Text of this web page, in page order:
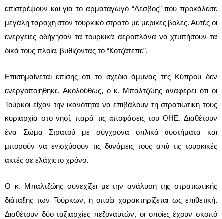
επιστρέψουν και για το αρματαγωγό “Λέσβος” που προκάλεσε
μεγάλη ταραχή στον τουρκικό στρατό με μερικές βολές. Αυτές οι
ενέργειες οδήγησαν τα τουρκικά αεροπλάνα να χτυπήσουν τα
δικά τους πλοία, βυθίζοντας το “Κοτζάτεπε”.
Επισημαίνεται επίσης ότι το σχέδιο άμυνας της Κύπρου δεν
ενεργοποιήθηκε. Ακολούθως, ο κ. Μπαλτζώης αναφέρει ότι οι
Τούρκοι είχαν την ικανότητα να επιβάλουν τη στρατιωτική τους
κυριαρχία στο νησί, παρά τις αποφάσεις του ΟΗΕ. Διαθέτουν
ένα Σώμα Στρατού με σύγχρονα οπλικά συστήματα και
μπορούν να ενισχύσουν τις δυνάμεις τους από τις τουρκικές
ακτές σε ελάχιστο χρόνο.
Ο κ. Μπαλτζώης συνεχίζει με την ανάλυση της στρατιωτικής
διάταξης των Τούρκων, η οποία χαρακτηρίζεται ως επιθετική.
Διαθέτουν δύο ταξιαρχίες πεζοναυτών, οι οποίες έχουν σκοπό